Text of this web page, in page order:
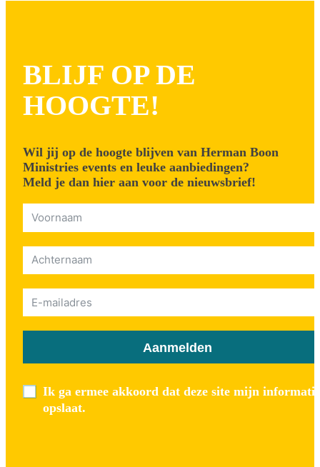
BLIJF OP DE
HOOGTE!
Wil jij op de hoogte blijven van Herman Boon
Ministries events en leuke aanbiedingen?
Meld je dan hier aan voor de nieuwsbrief!
Aanmelden
Ik ga ermee akkoord dat deze site mijn
opslaat.